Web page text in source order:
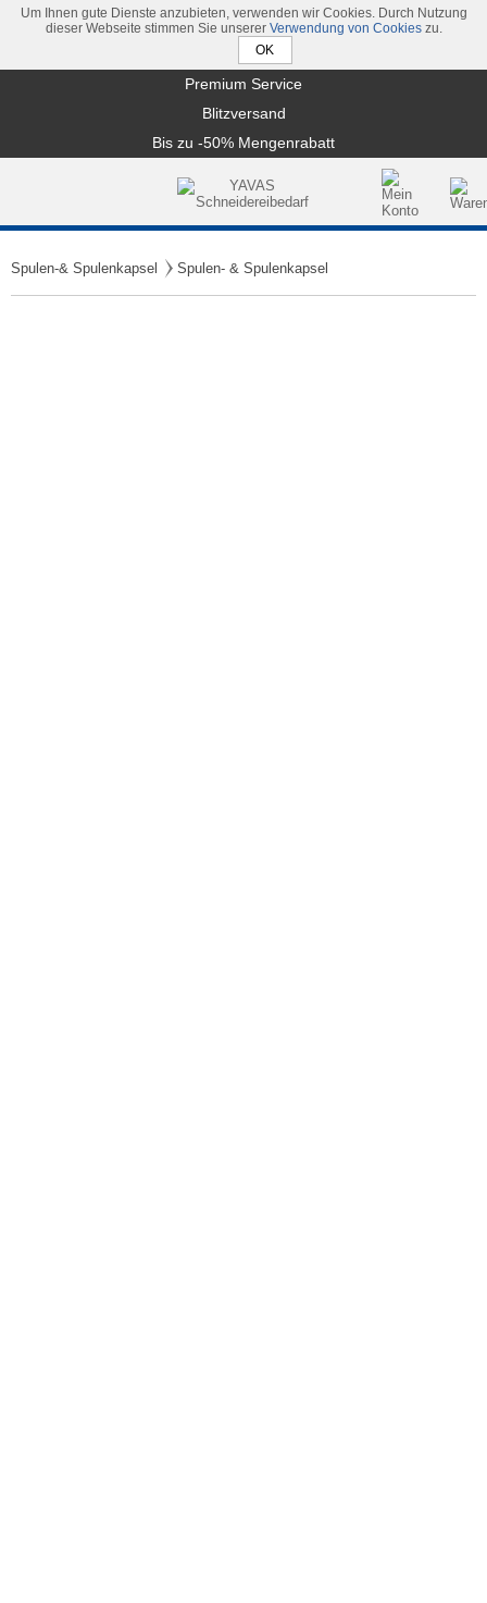
Um Ihnen gute Dienste anzubieten, verwenden wir Cookies. Durch Nutzung
dieser Webseite stimmen Sie unserer Verwendung von Cookieszu.
Premium Service
Blitzversand
Bis zu -50% Mengenrabatt
Spulen-& Spulenkapsel Spulen- & Spulenkapsel